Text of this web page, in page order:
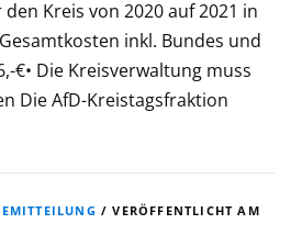
Kreis von 2020 auf 2021 in
inkl. Bundes und
€• Die Kreisverwaltung muss
Die AfD-Kreistagsfraktion
/VERÖFFENTLICHT AM